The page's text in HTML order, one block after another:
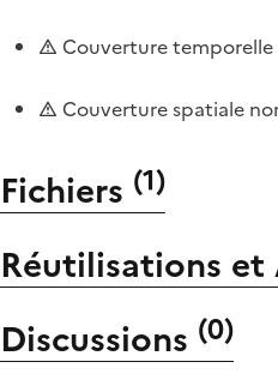
Couverture temporelle
Couverture spatiale
Fichiers (1)
Réutilisations et
Discussions (0)